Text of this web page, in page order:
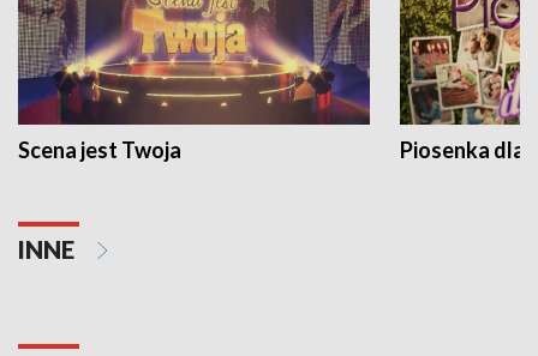
Scena jest Twoja Piosenka dla
INNE